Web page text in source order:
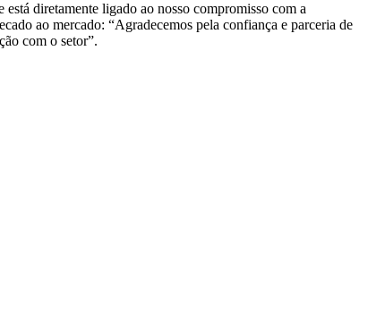
está diretamente ligado ao nosso compromisso com a
ao mercado: “Agradecemos pela confiança e parceria de
com o setor”.